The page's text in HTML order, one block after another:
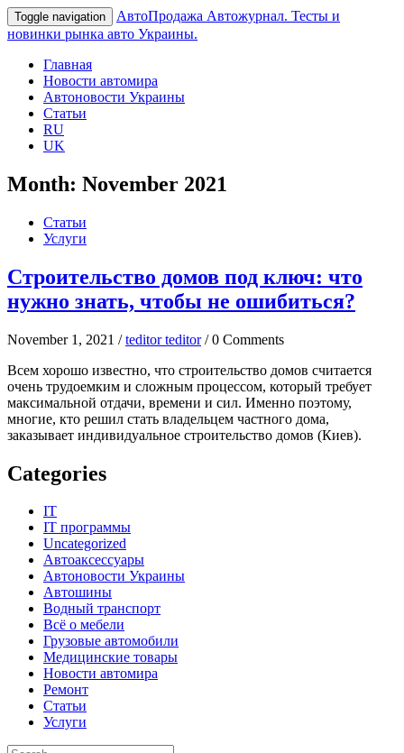
Toggle navigation АвтоПродажа Автожурнал. Тесты и
новинки рынка авто Украины.
Главная
Новости автомира
Автоновости Украины
Статьи
RU
UK
Month: November 2021
Статьи
Услуги
Строительство домов под ключ: что
нужно знать, чтобы не ошибиться?
November 1, 2021 /teditor teditor/ 0 Comments
Всем хорошо известно, что строительство домов считается
очень трудоемким и сложным процессом, который требует
максимальной отдачи, времени и сил. Именно поэтому,
многие, кто решил стать владельцем частного дома,
заказывает индивидуальное строительство домов (Киев).
Categories
IT
IT программы
Uncategorized
Автоаксессуары
Автоновости Украины
Автошины
Водный транспорт
Всё о мебели
Грузовые автомобили
Медицинские товары
Новости автомира
Ремонт
Статьи
Услуги